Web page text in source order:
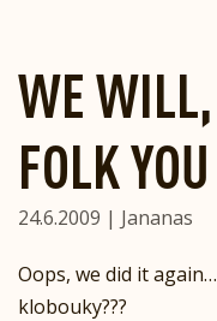
WE
FOLK YOU
24.6.2009 | Jananas
Oops, we did it
klobouky???